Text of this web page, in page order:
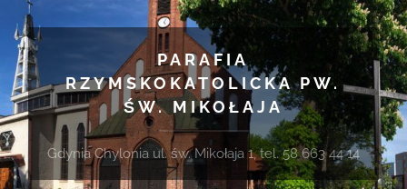
PARAFIA
RZYMSKOKATOLICKA PW.
ŚW. MIKOŁAJA
Gdynia Chylonia ul. św. Mikołaja 1, tel. 58 663 44 14